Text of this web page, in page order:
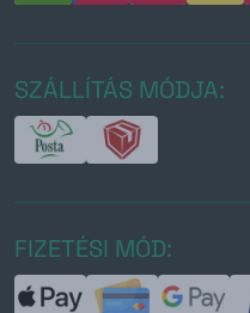
SZÁLLÍTÁS MÓDJA:
FIZETÉSI MÓD: